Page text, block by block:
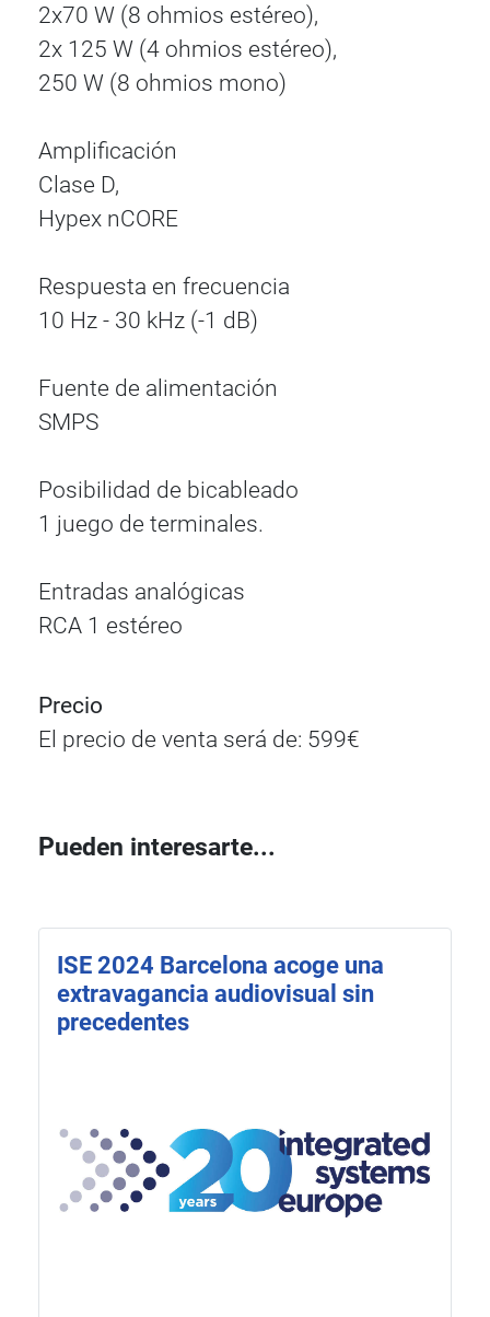
2x70 W (8 ohmios estéreo),
2x 125 W (4 ohmios estéreo),
250 W (8 ohmios mono)
Amplificación
Clase D,
Hypex nCORE
Respuesta en frecuencia
10 Hz - 30 kHz (-1 dB)
Fuente de alimentación
SMPS
Posibilidad de bicableado
1 juego de terminales.
Entradas analógicas
RCA 1 estéreo
Precio
El precio de venta será de: 599€
Pueden interesarte...
ISE 2024 Barcelona acoge una
extravagancia audiovisual sin
precedentes